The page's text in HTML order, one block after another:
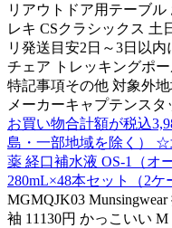
リアウトドア用テーブ
レキ CSクラシックス 土
リ発送目安2日～3日以内
チェア トレッキングポ
特記事項その他 対象外
メーカーキャプテンス
お買い物合計額が税込
島・一部地域を除く）
薬 経口補水液 OS-1（オ
280mL×48本セット（2ケ
MGMQJK03
袖 11130円 かっこいい